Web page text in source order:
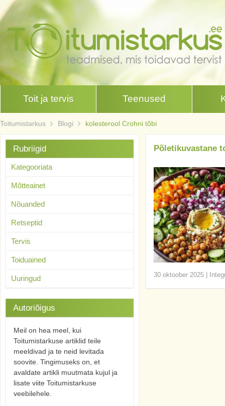
Toit ja tervis Teenused
Toitumistarkus Blogi kolesterool Crohni tõbi
Põletikuvastane
30 oktoober 2025
Rubriigid
Kategooriata
Mõtteainet
Nõuanded
Retseptid
Tervis
Toiduained
Uuringud
Autoriõigus
Meil on hea meel, kui
Toitumistarkuse artiklid teile
meeldivad ja te neid levitada
soovite. Tingimuseks on, et
avaldate artikli muutmata kujul ja
lisate viite Toitumistarkuse
veebilehele.